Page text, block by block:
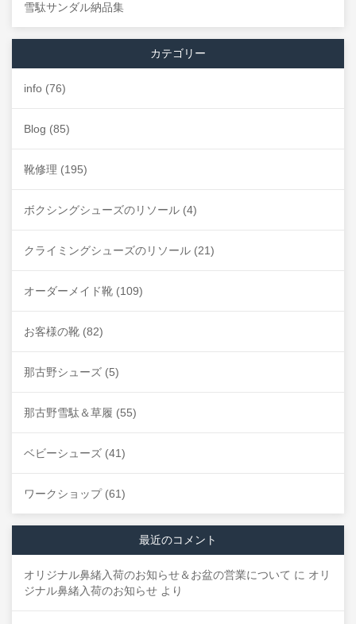
雪駄サンダル納品集
カテゴリー
info (76)
Blog (85)
靴修理 (195)
ボクシングシューズのリソール (4)
クライミングシューズのリソール (21)
オーダーメイド靴 (109)
お客様の靴 (82)
那古野シューズ (5)
那古野雪駄＆草履 (55)
ベビーシューズ (41)
ワークショップ(61)
最近のコメント
オリジナル鼻緒入荷のお知らせ＆お盆の営業について に オリ
ジナル鼻緒入荷のお知らせ より